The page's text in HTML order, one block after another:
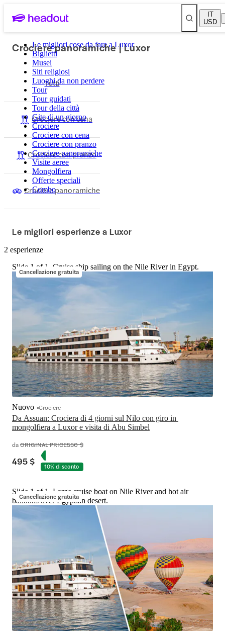
IT
USD
Le migliori cose da fare a Luxor
Biglietti
Musei
Siti religiosi
Luoghi da non perdere
Tour
Tour guidati
Tour della città
Gite di un giorno
Crociere
Crociere con cena
Crociere con pranzo
Crociere panoramiche
Visite aeree
Mongolfiera
Offerte speciali
Combo
Crociere panoramiche | Luxor
Tutti
Crociere con cena
Crociere con pranzo
Crociere panoramiche
Le migliori esperienze a Luxor
2 esperienze
Cancellazione gratuita
Slide 1 of 1, Cruise ship sailing on the Nile River in Egypt.
Da Assuan: Crociera di 4 giorni sul Nilo con giro in
mongolfiera a Luxor e visita di Abu Simbel
Nuovo Crociere
daORIGINAL PRICE550 $
495 $ 10% di sconto
Cancellazione gratuita
Slide 1 of 1, Large cruise boat on Nile River and hot air
balloons over Egyptian desert.